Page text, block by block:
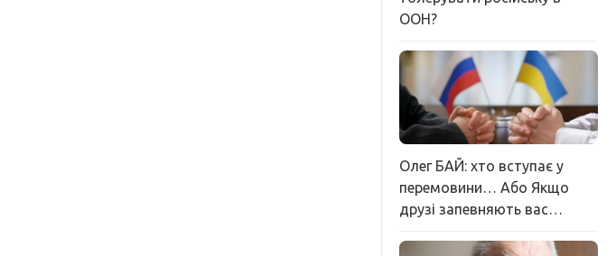
ООН?
Олег БАЙ: хто вступає у
перемовини… Або Якщо
друзі запевняють вас…